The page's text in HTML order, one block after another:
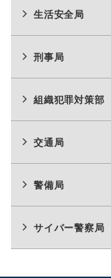
生活安全局
刑事局
組織犯罪対策部
交通局
警備局
サイバー警察局